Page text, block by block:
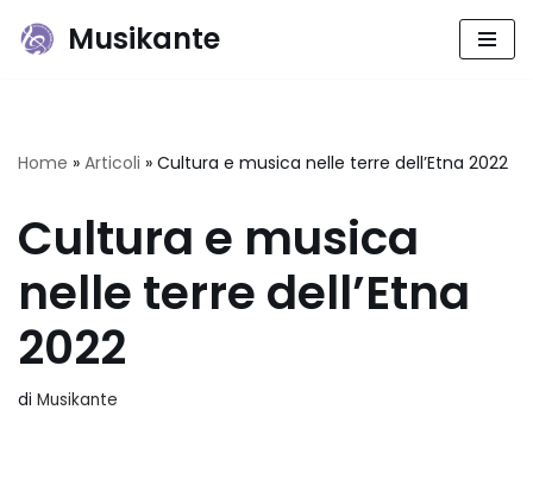
Musikante
Home » Articoli » Cultura e musica nelle terre dell’Etna 2022
Cultura e musica
nelle terre dell’Etna
2022
di Musikante